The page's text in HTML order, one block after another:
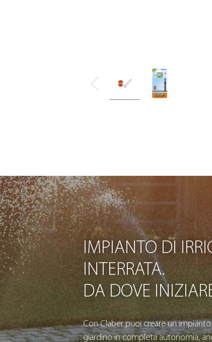
IMPIANTO DI
INTERRATA.
DA DOVE
Con Claber puoi creare un
giardino in completa autonomia,